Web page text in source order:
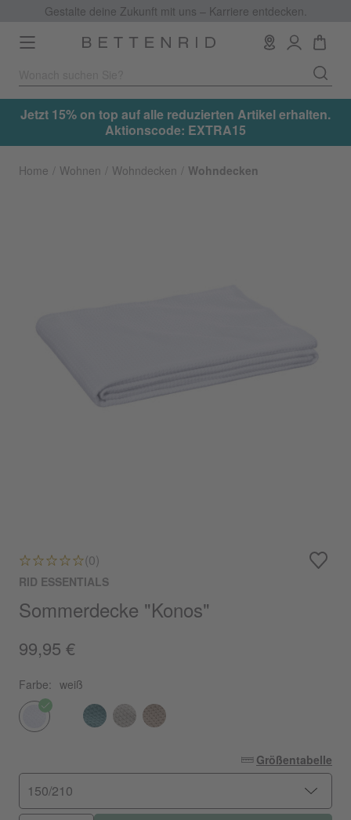
Gestalte deine Zukunft mit uns – Karriere entdecken.
Toggle
navigation
Jetzt 15% on top auf alle reduzierten Artikel erhalten.
Aktionscode: EXTRA15
Home Wohnen Wohndecken Wohndecken
(0)
RID ESSENTIALS
Sommerdecke "Konos"
99,95 €
Farbe: weiß
Größentabelle
150/210